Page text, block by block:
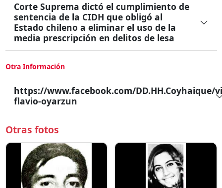
Corte Suprema dictó el cumplimiento de
sentencia de la CIDH que obligó al
Estado chileno a eliminar el uso de la
media prescripción en delitos de lesa
Otra Información
https://www.facebook.com/DD.HH.Coyhaique/
flavio-oyarzun
Otras fotos